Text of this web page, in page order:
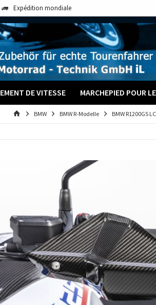
Expédition mondiale
DE VITESSE MARCHEPIED POUR
BMW BMW R-Modelle BMW R1200GS